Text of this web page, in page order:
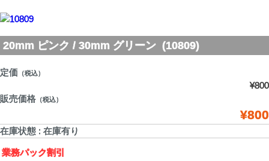
20mm ピンク / 30mm グリーン (10809)
定価 （税込）
¥800
販売価格 （税込）
¥800
在庫状態 : 在庫有り
業務パック割引